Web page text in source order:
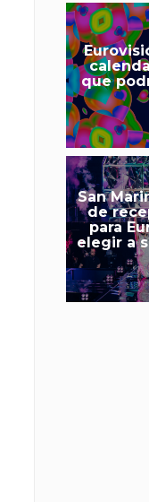
que
San
de
para
elegir a